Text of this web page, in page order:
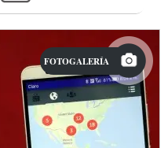
FOTOGALERÍA